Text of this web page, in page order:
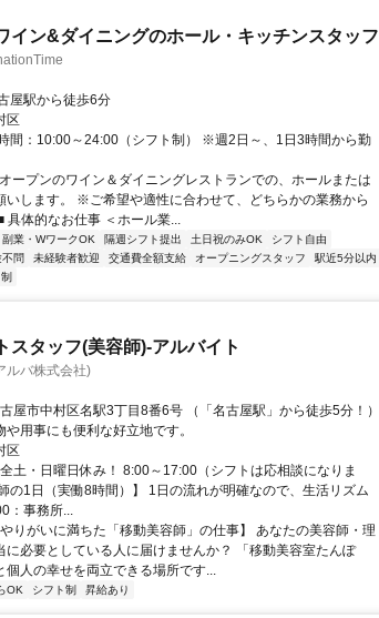
ン&ダイニングのホール・キッチンスタッフ
屋駅から徒歩6分
区
間：10:00～24:00（シフト制） ※週2日～、1日3時間から勤
ープンのワイン＆ダイニングレストランでの、ホールまたは
いします。 ※ご希望や適性に合わせて、どちらかの業務から
具体的なお仕事 ＜ホール業...
副業・WワークOK 隔週シフト提出 土日祝のみOK
シフト自由
問 未経験者歓迎 交通費全額支給 オープニングスタッフ
駅近5分以内
スタッフ(美容師)-アルバイト
ルバ株式会社)
用事にも便利な好立地です。
区
土・日曜日休み！ 8:00～17:00（シフトは応相談になりま
の1日（実働8時間）】 1日の流れが明確なので、生活リズム
：事務所...
りがいに満ちた「移動美容師」の仕事】 あなたの美容師・理
に必要としている人に届けませんか？ 「移動美容室たんぽ
個人の幸せを両立できる場所です...
OK シフト制 昇給あり